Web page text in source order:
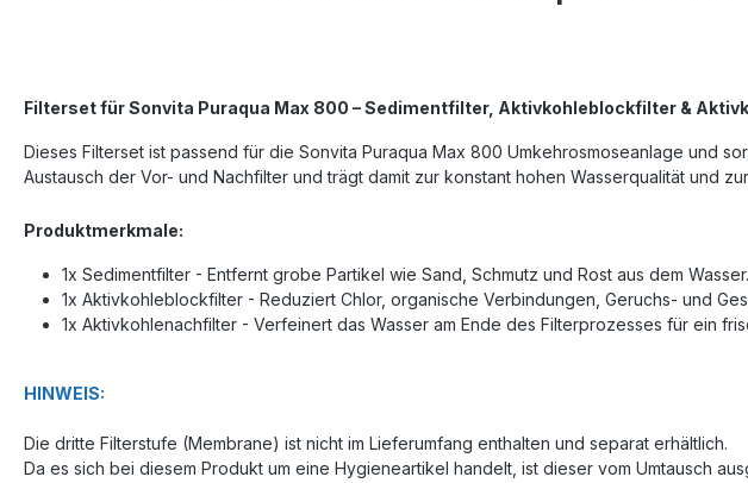
Filterset fürSonvita Puraqua Max 800 – Sedimentfilter, Aktivkohleblockfilter &
Dieses Filterset ist passend für die Sonvita Puraqua Max 800 Umkehrosmoseanlage und
Austausch der Vor- und Nachfilter und trägt damit zur konstant hohen Wasserqualität und
Produktmerkmale:
1x Sedimentfilter - Entfernt grobe Partikel wie Sand, Schmutz und Rost aus dem Wasser.
1x Aktivkohleblockfilter - Reduziert Chlor, organische Verbindungen, Geruchs- und
1x Aktivkohlenachfilter - Verfeinert das Wasser am Ende des Filterprozesses für ein
HINWEIS:
Die dritte Filterstufe (Membrane) ist nicht im Lieferumfang enthalten und separat erhältlich.
Da es sich bei diesem Produkt um eine Hygieneartikel handelt, ist dieser vom Umtausch